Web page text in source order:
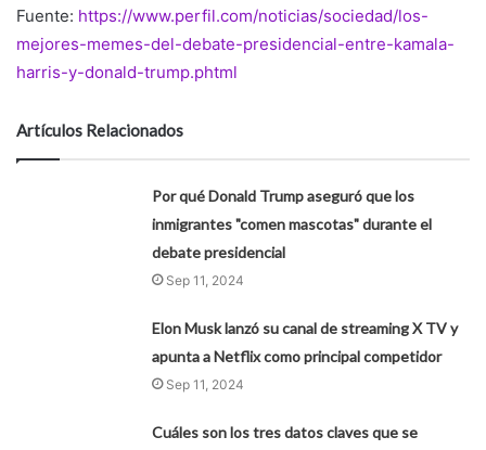
Fuente: https://www.perfil.com/noticias/sociedad/los-
mejores-memes-del-debate-presidencial-entre-kamala-
harris-y-donald-trump.phtml
Artículos Relacionados
Por qué Donald Trump aseguró que los
inmigrantes "comen mascotas" durante el
debate presidencial
Sep 11, 2024
Elon Musk lanzó su canal de streaming X TV y
apunta a Netflix como principal competidor
Sep 11, 2024
Cuáles son los tres datos claves que se